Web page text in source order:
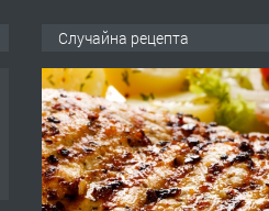
Случайна рецепта